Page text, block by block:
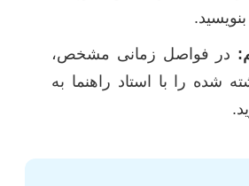
در فواصل زمانی مشخص،
شده را با استاد راهنما به